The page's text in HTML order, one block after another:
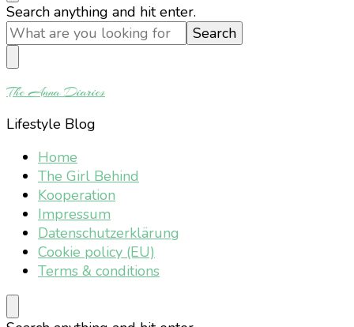
Looking
for
Something?
Search anything and hit enter.
The Anna Diaries
Lifestyle Blog
Home
The Girl Behind
Kooperation
Impressum
Datenschutzerklärung
Cookie policy (EU)
Terms & conditions